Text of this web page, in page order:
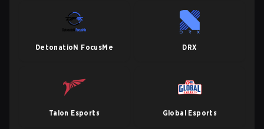
DetonatioN FocusMe DRX
Talon Esports Global Esports